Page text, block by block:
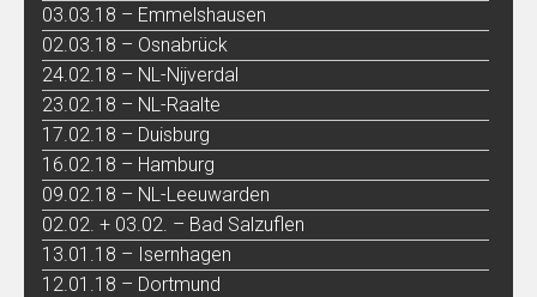
03.03.18 – Emmelshausen
02.03.18 – Osnabrück
24.02.18 – NL-Nijverdal
23.02.18 – NL-Raalte
17.02.18 – Duisburg
16.02.18 – Hamburg
09.02.18 – NL-Leeuwarden
02.02. + 03.02. – Bad Salzuflen
13.01.18 – Isernhagen
12.01.18 – Dortmund